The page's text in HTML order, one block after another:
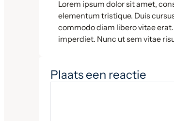
Lorem ipsum dolor sit amet,
elementum tristique. Duis
commodo diam libero vitae
imperdiet. Nunc ut sem vitae
Plaats een reactie